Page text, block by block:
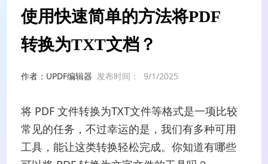
使用快速简单的方法将PDF
转换为TXT文档？
作者：UPDF编辑器 发布时间： 9/1/2025
将 PDF 文件转换为TXT文件等格式是一项比较
常见的任务，不过幸运的是，我们有多种可用
工具，能让这类转换轻松完成。你知道有哪些